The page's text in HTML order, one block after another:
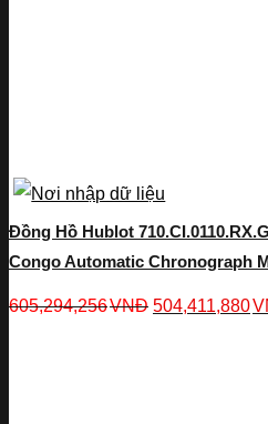
Đồng Hồ Hublot
Congo Automatic Chronograph
605,294,256VNĐ 504,411,880